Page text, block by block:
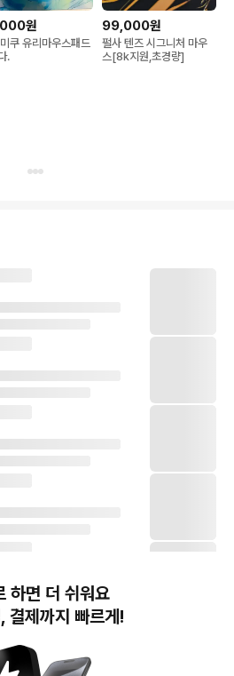
원
쿠 유리마우스패드
.
99,000원
펄사 텐즈 시그니처 마우
스[8k지원,초경량]
하면 더 쉬워요
결제까지 빠르게!